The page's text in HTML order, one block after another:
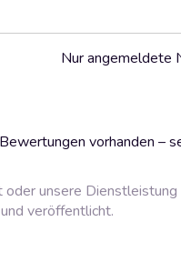
vorhanden –
Nur angemeldete
unsere
veröffentlicht.